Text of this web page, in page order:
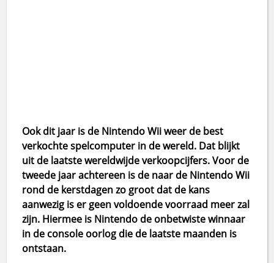
Ook dit jaar is de Nintendo Wii weer de best
verkochte spelcomputer in de wereld. Dat blijkt
uit de laatste wereldwijde verkoopcijfers. Voor de
tweede jaar achtereen is de naar de Nintendo Wii
rond de kerstdagen zo groot dat de kans
aanwezig is er geen voldoende voorraad meer zal
zijn. Hiermee is Nintendo de onbetwiste winnaar
in de console oorlog die de laatste maanden is
ontstaan.